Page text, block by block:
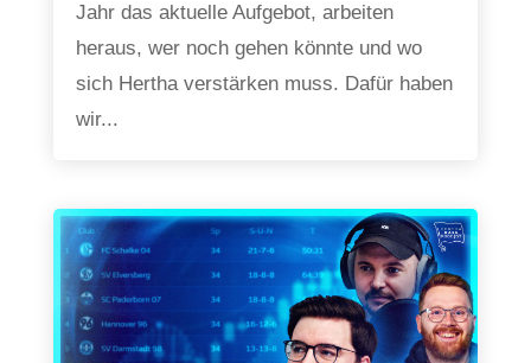
Jahr das aktuelle Aufgebot, arbeiten
heraus, wer noch gehen könnte und wo
sich Hertha verstärken muss. Dafür haben
wir...